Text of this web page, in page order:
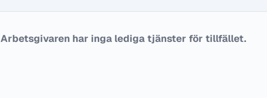
Arbetsgivaren har inga lediga tjänster för tillfället.